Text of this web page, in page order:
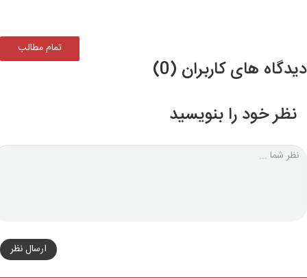
تمام مطالب
های کاربران (0)
نظر خود را بنویسید
ارسال نظر